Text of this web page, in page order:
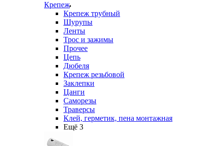
Крепеж
Крепеж трубный
Шурупы
Ленты
Трос и зажимы
Прочее
Цепь
Дюбеля
Крепеж резьбовой
Заклепки
Цанги
Саморезы
Траверсы
Клей, герметик, пена монтажная
Ещё 3